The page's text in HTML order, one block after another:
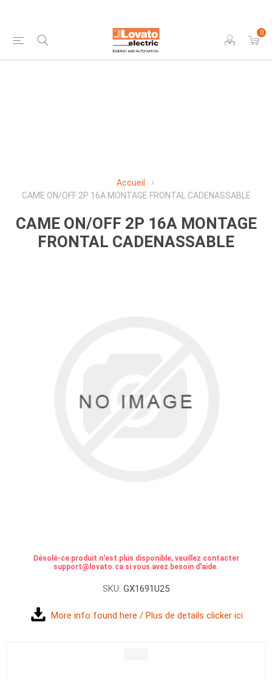
0
Accueil
CAME ON/OFF 2P 16A MONTAGE FRONTAL CADENASSABLE
CAME ON/OFF 2P 16A MONTAGE
FRONTAL CADENASSABLE
Désolé-ce produit n'est plus disponible, veuillez contacter
support@lovato.ca si vous avez besoin d'aide.
SKU: GX1691U25
More info found here / Plus de details clicker ici